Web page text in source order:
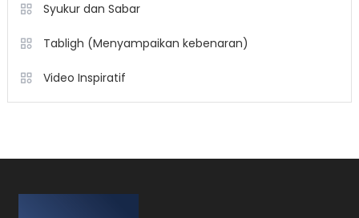
Syukur dan Sabar
Tabligh (Menyampaikan kebenaran)
Video Inspiratif